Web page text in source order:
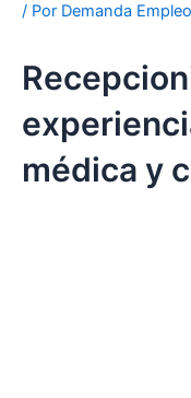
/ Por Demanda
médica y